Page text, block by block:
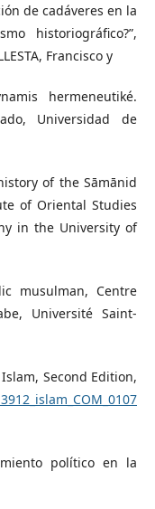
de cadáveres en la
historiográfico?”,
Francisco y
hermeneutiké.
Universidad de
of the Sāmānid
of Oriental Studies
in the University of
musulman, Centre
Université Saint-
Islam, Second Edition,
político en la